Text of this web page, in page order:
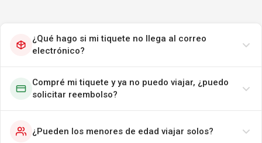
¿Qué hago si mi tiquete no llega al correo
electrónico?
Compré mi tiquete y ya no puedo viajar, ¿puedo
solicitar reembolso?
¿Pueden los menores de edad viajar solos?